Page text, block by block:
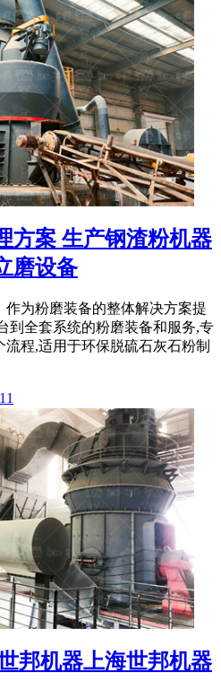
方案 生产钢渣粉机器
磨设备
作为粉磨装备的整体解决方案提
到全套系统的粉磨装备和服务,专
程,适用于环保脱硫石灰石粉制
邦机器上海世邦机器